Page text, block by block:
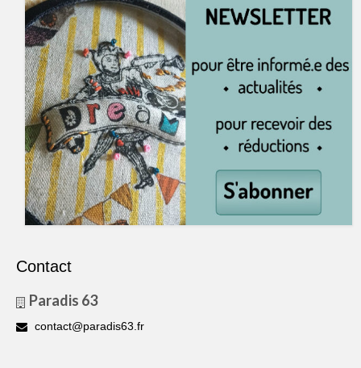
Contact
Paradis 63
contact@paradis63.fr